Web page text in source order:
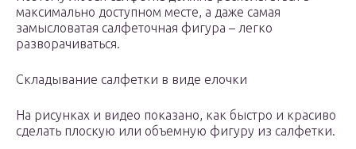
максимально доступном месте, а даже самая
замысловатая салфеточная фигура – легко
разворачиваться.
Складывание салфетки в виде елочки
На рисунках и видео показано, как быстро и красиво
сделать плоскую или объемную фигуру из салфетки.